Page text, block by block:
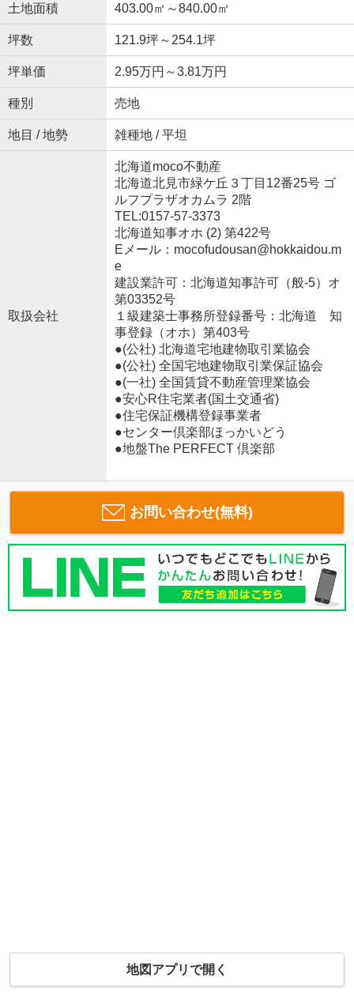
土地面積 403.00㎡～840.00㎡
坪数 121.9坪～254.1坪
坪単価 2.95万円～3.81万円
種別 売地
地目 / 地勢 雑種地 / 平坦
取扱会社
北海道moco不動産
北海道北見市緑ケ丘３丁目12番25号 ゴ
ルフプラザオカムラ 2階
TEL:0157-57-3373
北海道知事オホ (2) 第422号
Eメール：mocofudousan@hokkaidou.m
e
建設業許可：北海道知事許可（般-5）オ
第03352号
１級建築士事務所登録番号：北海道 知
事登録（オホ）第403号
●(公社) 北海道宅地建物取引業協会
●(公社) 全国宅地建物取引業保証協会
●(一社) 全国賃貸不動産管理業協会
●安心R住宅業者(国土交通省)
●住宅保証機構登録事業者
●センター倶楽部ほっかいどう
●地盤The PERFECT 倶楽部
お問い合わせ(無料)
地図アプリで開く